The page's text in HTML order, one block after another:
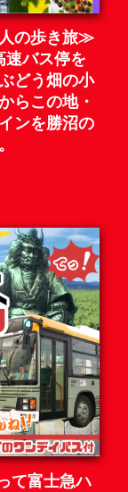
の歩き旅≫
速バス停を
どう畑の小
らこの地・
ンを勝沼の
て富士急ハ